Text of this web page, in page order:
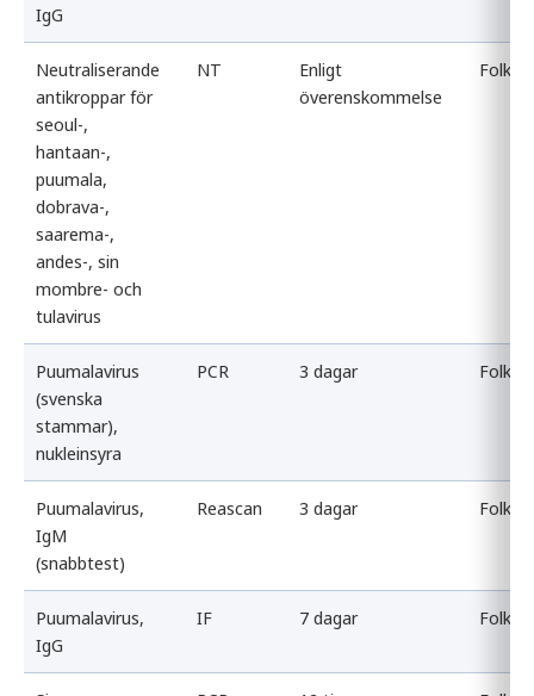
IgG
Neutraliserande
antikroppar för
seoul-,
hantaan-,
puumala,
dobrava-,
saarema-,
andes-, sin
mombre- och
tulavirus
NT
Enligt
överenskommelse
Puumalavirus
(svenska
stammar),
nukleinsyra
PCR 3 dagar
Puumalavirus,
IgM
(snabbtest)
Reascan 3 dagar
Puumalavirus,
IgG
IF 7 dagar